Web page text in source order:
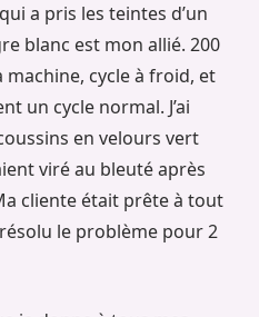
a pris les teintes d’un
blanc est mon allié. 200
cycle à froid, et
un cycle normal. J’ai
en velours vert
viré au bleuté après
cliente était prête à tout
le problème pour 2